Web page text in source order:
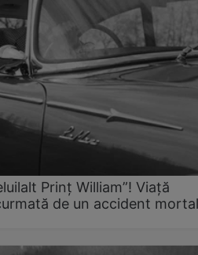
Prinț William”! Viață
de un accident mortal